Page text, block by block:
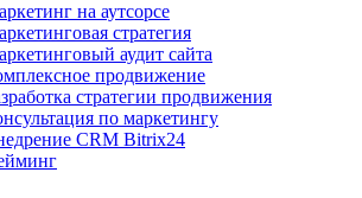
на аутсорсе
стратегия
аудит сайта
продвижение
стратегии продвижения
по маркетингу
CRM Bitrix24